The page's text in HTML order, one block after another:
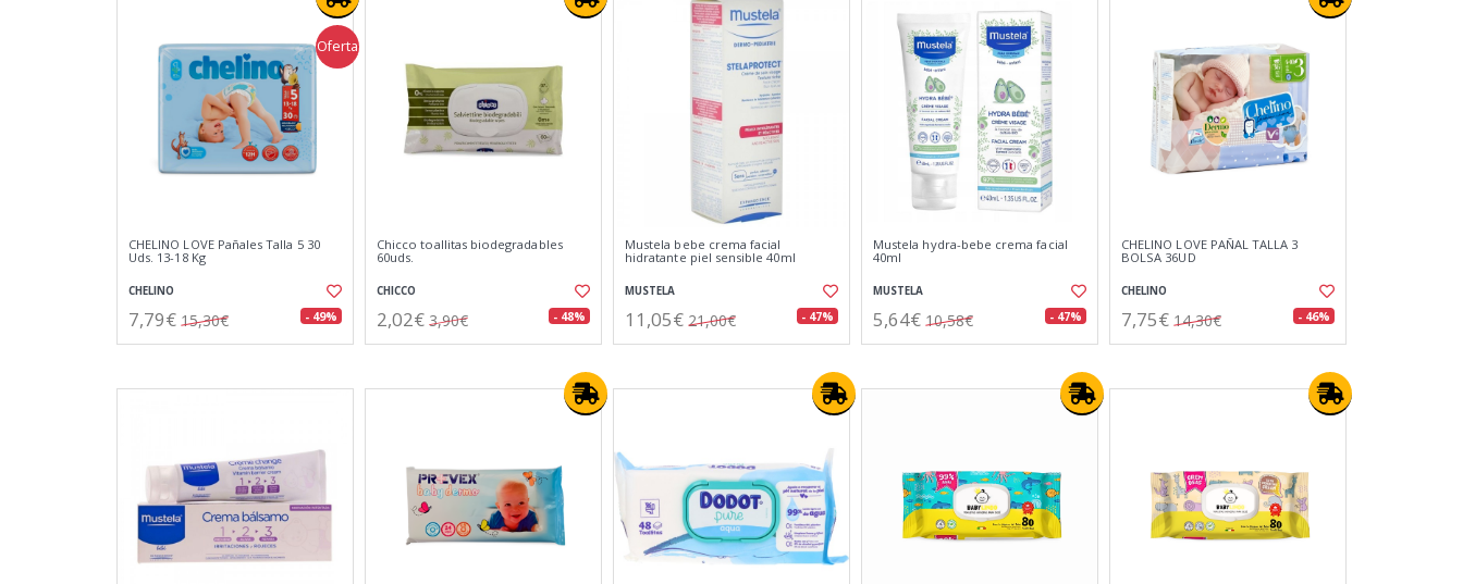
Oferta
CHELINO LOVE Pañales Talla 5 30
Uds. 13-18 Kg
CHELINO
7,79€ 15,30€ - 49%
Chicco toallitas biodegradables
60uds.
CHICCO
2,02€ 3,90€ - 48%
Mustela bebe crema facial
hidratante piel sensible 40ml
MUSTELA
11,05€ 21,00€ - 47%
Mustela hydra-bebe crema facial
40ml
MUSTELA
5,64€ 10,58€ - 47%
CHELINO LOVE PAÑAL TALLA 3
BOLSA 36UD
CHELINO
7,75€ 14,30€ - 46%